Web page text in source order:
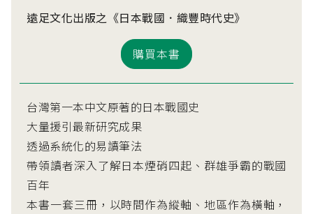
遠足文化出版之《日本戰國．織豐時代史》
購買本書
台灣第一本中文原著的日本戰國史
大量援引最新研究成果
透過系統化的易讀筆法
帶領讀者深入了解日本煙硝四起、群雄爭霸的戰國
百年
本書一套三冊，以時間作為縱軸、地區作為橫軸，